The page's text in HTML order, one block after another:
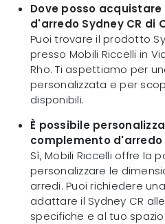
Dove posso
d'arredo Sydney CR di
Puoi trovare il prodotto
presso Mobili Riccelli in
Rho. Ti aspettiamo per
personalizzata e per
disponibili.
È possibile
complemento d'arredo
Sì, Mobili Riccelli offre la
personalizzare le
arredi. Puoi richiedere
adattare il Sydney CR
specifiche e al tuo spazio.